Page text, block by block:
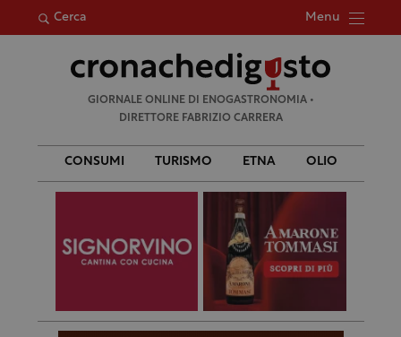
Cerca Menu
per:
GIORNALE ONLINE DI ENOGASTRONOMIA •
DIRETTORE FABRIZIO CARRERA
CONSUMI TURISMO ETNA OLIO